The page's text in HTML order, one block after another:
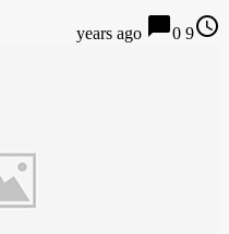
access_time
9 years ago
chat_bubble0